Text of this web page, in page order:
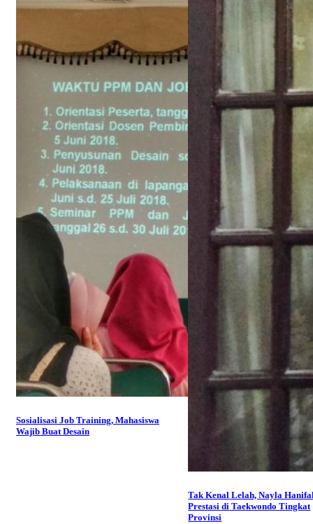
Sosialisasi Job Training, Mahasiswa
Wajib Buat Desain
Tak Kenal Lelah, Nayla
Prestasi di Taekwondo Tingkat
Provinsi